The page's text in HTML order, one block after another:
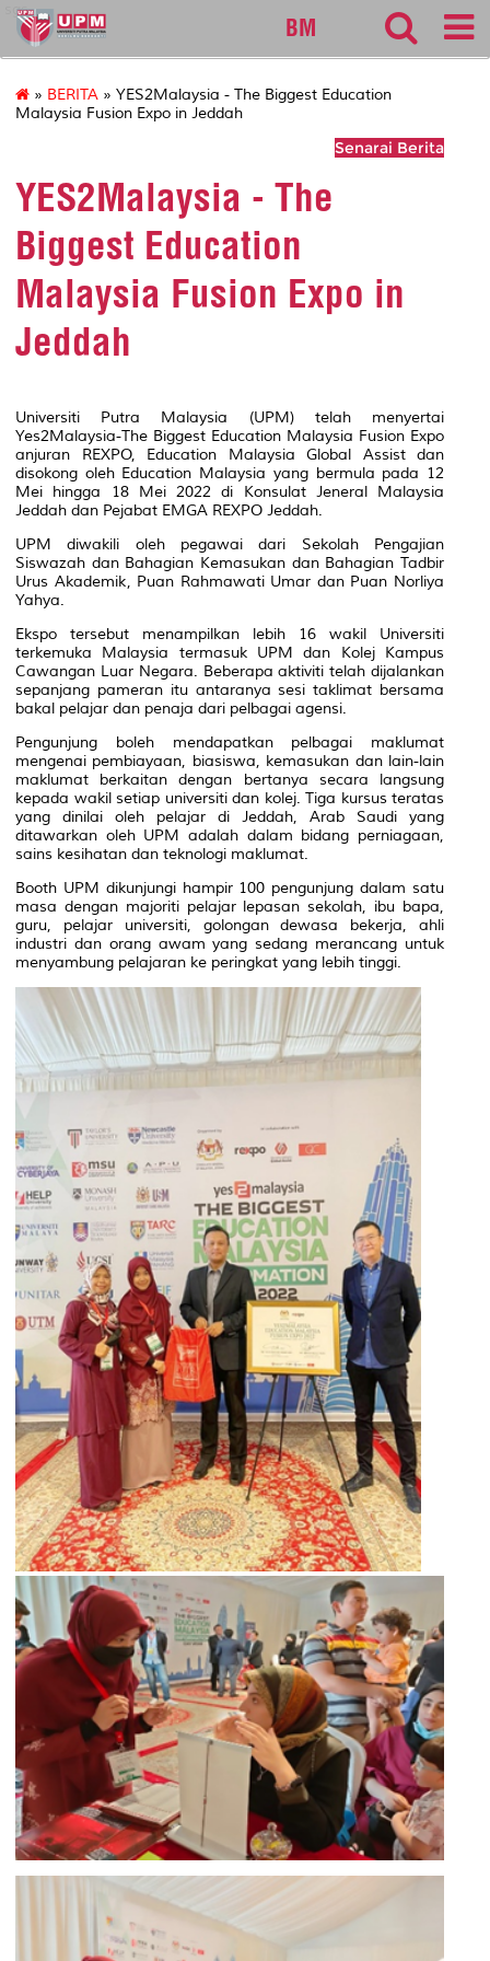
sgs
BM
» BERITA » YES2Malaysia - The Biggest Education
Malaysia Fusion Expo in Jeddah
Senarai Berita
YES2Malaysia - The
Biggest Education
Malaysia Fusion Expo in
Jeddah
Universiti Putra Malaysia (UPM) telah menyertai
Yes2Malaysia-The Biggest Education Malaysia Fusion Expo
anjuran REXPO, Education Malaysia Global Assist dan
disokong oleh Education Malaysia yang bermula pada 12
Mei hingga 18 Mei 2022 di Konsulat Jeneral Malaysia
Jeddah dan Pejabat EMGA REXPO Jeddah.
UPM diwakili oleh pegawai dari Sekolah Pengajian
Siswazah dan Bahagian Kemasukan dan Bahagian Tadbir
Urus Akademik, Puan Rahmawati Umar dan Puan Norliya
Yahya.
Ekspo tersebut menampilkan lebih 16 wakil Universiti
terkemuka Malaysia termasuk UPM dan Kolej Kampus
Cawangan Luar Negara. Beberapa aktiviti telah dijalankan
sepanjang pameran itu antaranya sesi taklimat bersama
bakal pelajar dan penaja dari pelbagai agensi.
Pengunjung boleh mendapatkan pelbagai maklumat
mengenai pembiayaan, biasiswa, kemasukan dan lain-lain
maklumat berkaitan dengan bertanya secara langsung
kepada wakil setiap universiti dan kolej. Tiga kursus teratas
yang dinilai oleh pelajar di Jeddah, Arab Saudi yang
ditawarkan oleh UPM adalah dalam bidang perniagaan,
sains kesihatan dan teknologi maklumat.
Booth UPM dikunjungi hampir 100 pengunjung dalam satu
masa dengan majoriti pelajar lepasan sekolah, ibu bapa,
guru, pelajar universiti, golongan dewasa bekerja, ahli
industri dan orang awam yang sedang merancang untuk
menyambung pelajaran ke peringkat yang lebih tinggi.